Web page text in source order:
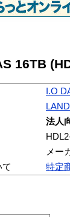
16TB
I.O
法人
メー
特定